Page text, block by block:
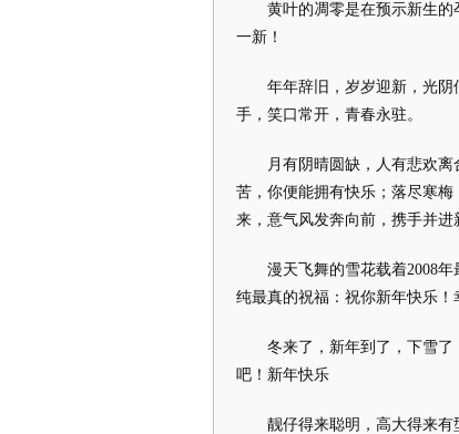
黄叶的凋零是在预示新生
一新！
年年辞旧，岁岁迎新，光
手，笑口常开，青春永驻。
月有阴晴圆缺，人有悲欢
苦，你便能拥有快乐；落尽寒梅
来，意气风发奔向前，携手并进
漫天飞舞的雪花载着2008
纯最真的祝福：祝你新年快乐！
冬来了，新年到了，下雪
吧！新年快乐
靓仔得来聪明，高大得来